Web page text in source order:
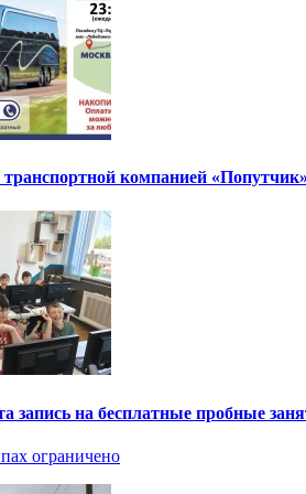
компанией «Попутчик»
запись на бесплатные пробные
ограничено